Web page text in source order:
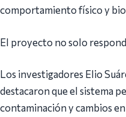
comportamiento físico y
El proyecto no solo
Los investigadores Elio
destacaron que el sistema
contaminación y cambios